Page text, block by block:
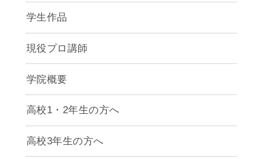
学生作品
現役プロ講師
学院概要
高校1・2年生の方へ
高校3年生の方へ